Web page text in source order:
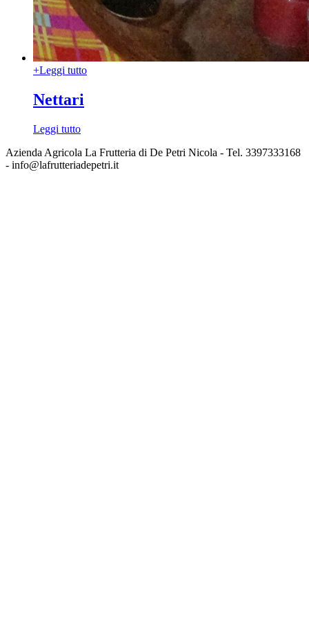
+Leggi tutto
Nettari
Leggi tutto
Azienda Agricola La Frutteria di De Petri Nicola - Tel. 3397333168
- info@lafrutteriadepetri.it